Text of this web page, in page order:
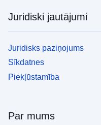
variation experienced
fluctuating regime) Vial – vial where each pair was kept
one of the thermal conditions. PairingDay –
and females were paired Productivity – number of adult
offspring produced. Daughters – number of female
J., et al (2019).
Juridiski jautājumi
Juridisks paziņojums
Sīkdatnes
Piekļūstamība
Par mums